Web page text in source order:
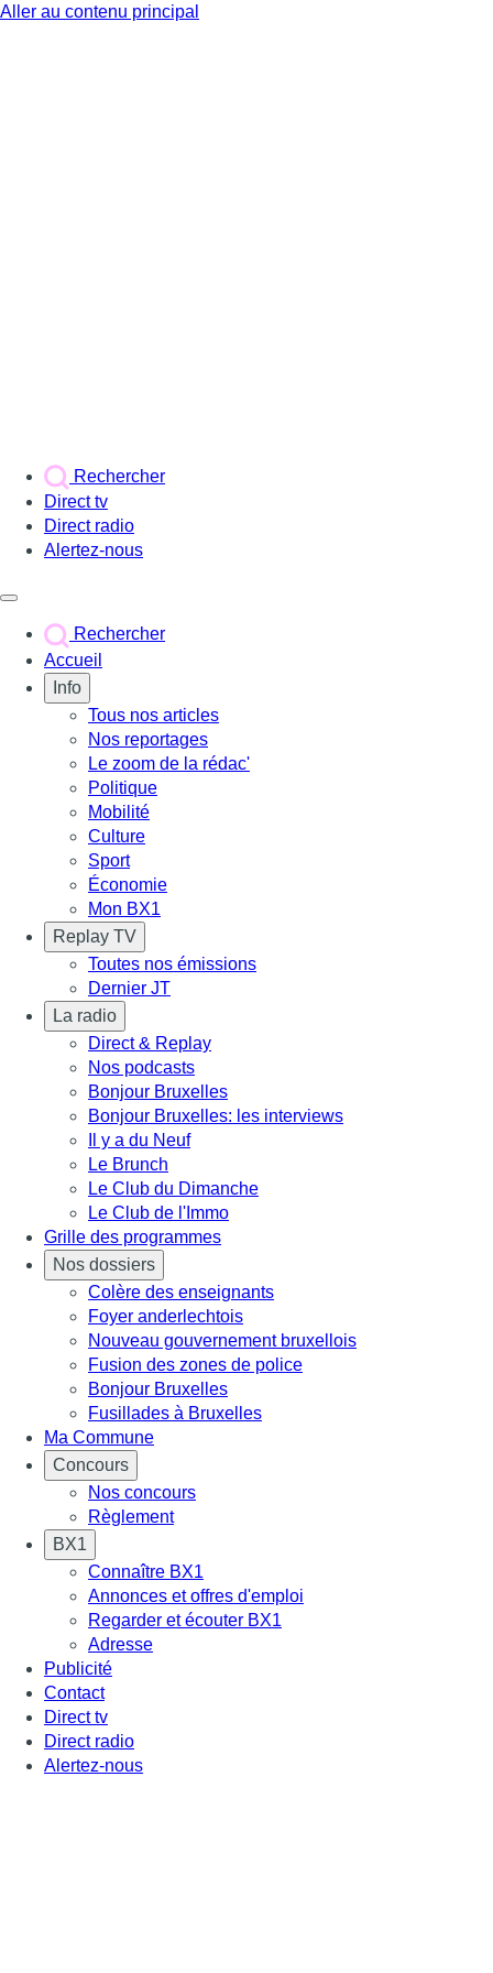
Aller au contenu principal
Rechercher
Direct tv
Direct radio
Alertez-nous
Rechercher
Accueil
Info
Tous nos articles
Nos reportages
Le zoom de la rédac'
Politique
Mobilité
Culture
Sport
Économie
Mon BX1
Replay TV
Toutes nos émissions
Dernier JT
La radio
Direct & Replay
Nos podcasts
Bonjour Bruxelles
Bonjour Bruxelles: les interviews
Il y a du Neuf
Le Brunch
Le Club du Dimanche
Le Club de l'Immo
Grille des programmes
Nos dossiers
Colère des enseignants
Foyer anderlechtois
Nouveau gouvernement bruxellois
Fusion des zones de police
Bonjour Bruxelles
Fusillades à Bruxelles
Ma Commune
Concours
Nos concours
Règlement
BX1
Connaître BX1
Annonces et offres d'emploi
Regarder et écouter BX1
Adresse
Publicité
Contact
Direct tv
Direct radio
Alertez-nous